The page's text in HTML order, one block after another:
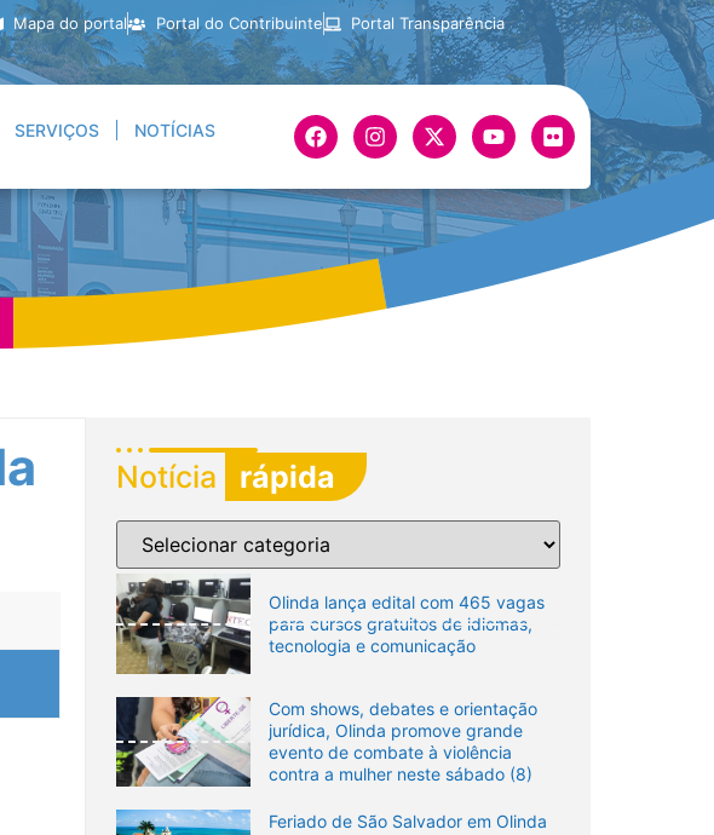
Mapa do portal Portal do Contribuinte Portal Transparência
SERVIÇOS NOTÍCIAS
Notícia rápida
Olinda lança edital com 465 vagas
para cursos gratuitos de idiomas,
tecnologia e comunicação
Com shows, debates e orientação
jurídica, Olinda promove grande
evento de combate à violência
contra a mulher neste sábado (8)
Feriado de São Salvador em Olinda